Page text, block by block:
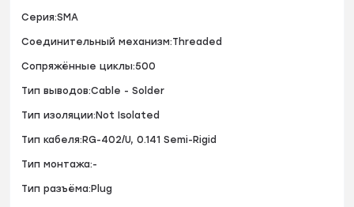
Серия:SMA
Соединительный механизм:Threaded
Сопряжённые циклы:500
Тип выводов:Cable - Solder
Тип изоляции:Not Isolated
Тип кабеля:RG-402/U, 0.141 Semi-Rigid
Тип монтажа:-
Тип разъёма:Plug